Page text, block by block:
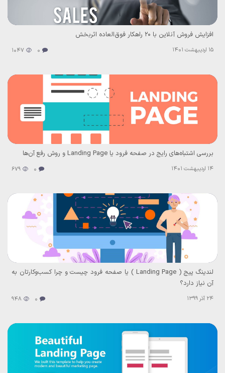
افزایش فروش آنلاین با ۲۰ راهکار فوق‌العاده اثربخش
15 اردیبهشت 1401 0
1047
بررسی اشتباه‌های رایج در صفحه فرود یا Landing Page و روش رفع آن‌ها
14 اردیبهشت 1401 0
679
لندینگ پیج ( Landing Page ) یا صفحه فرود چیست و چرا کسب‌وکارتان به
آن نیاز دارد؟
24 آذر 1399 0
948